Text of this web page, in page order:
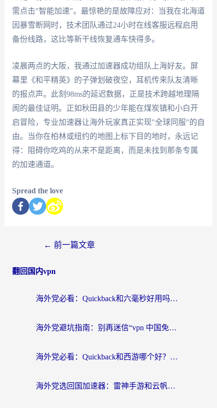
需点击"智能加速"。最惊艳的是故障应对：当我在北海道
因暴雪断网时，技术团队通过24小时在线客服远程启用
备份线路，这比等新干线恢复通车快得多。
凌晨两点的大阪，我通过加速器成功组队上海好友。屏
幕里《和平精英》的子弹划破夜空，耳机传来队友清晰
的报点声。此刻98ms的延迟数据，正是技术跨越地理隔
阂的最佳证明。正如秋田县的少年能在煤炭镇和小白开
启冒险，专业加速器让海外玩家真正实现"全球同服"的自
由。当你在柏林或纽约的地图上标下目的地时，永远记
得：阻碍你吃鸡的从来不是距离，而是未找到那条专属
的加速通道。
Spread the love
← 前一篇文章
翻回国内vpn
海外党必看：Quickback和六毫秒好用吗？3步选对回国加速器，无缝刷国内剧玩游戏
海外党避坑指南：别再迷信“vpn 中国免费”，选对回国加速器才能无缝刷国内资源
海外党必看：Quickback和西游哪个好？3个维度教你选对回国加速器
海外党选回国加速器：雷神手游和云帆哪个好？附3组对比+避坑指南